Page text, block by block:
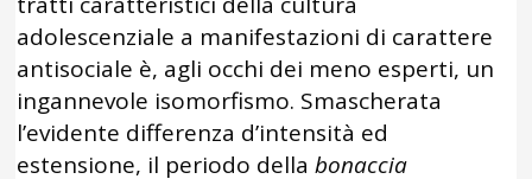
adolescenziale a manifestazioni di carattere
antisociale è, agli occhi dei meno esperti, un
ingannevole isomorfismo. Smascherata
l’evidente differenza d’intensità ed
estensione, il periodo dellabonaccia